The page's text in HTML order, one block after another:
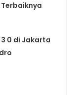
3 0 di Jakarta